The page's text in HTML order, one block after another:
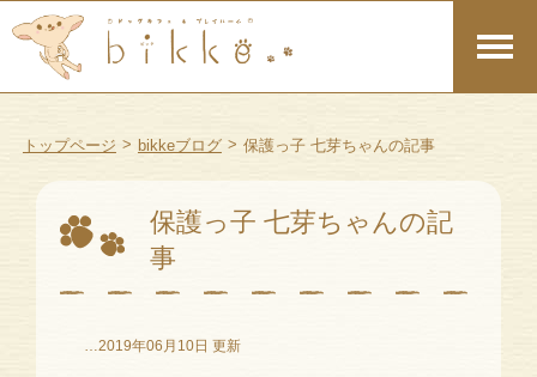
トップページ > bikkeブログ > 保護っ子 七芽ちゃんの記事
保護っ子 七芽ちゃんの記
事
…2019年06月10日 更新